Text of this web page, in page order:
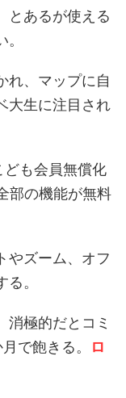
とあるが使える
れ、マップに自
大生に注目され
も会員無償化
部の機能が無料
やズーム、オフ
。
消極的だとコミ
で飽きる。
ロ